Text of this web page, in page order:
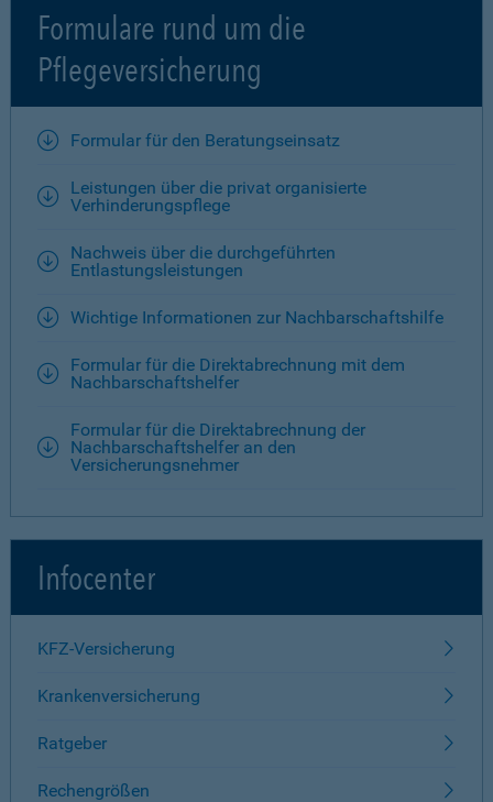
Formulare rund um die
Pflegeversicherung
Formular für den Beratungseinsatz
Leistungen über die privat organisierte
Verhinderungspflege
Nachweis über die durchgeführten
Entlastungsleistungen
Wichtige Informationen zur Nachbarschaftshilfe
Formular für die Direktabrechnung mit dem
Nachbarschaftshelfer
Formular für die Direktabrechnung der
Nachbarschaftshelfer an den
Versicherungsnehmer
Infocenter
KFZ-Versicherung
Krankenversicherung
Ratgeber
Rechengrößen